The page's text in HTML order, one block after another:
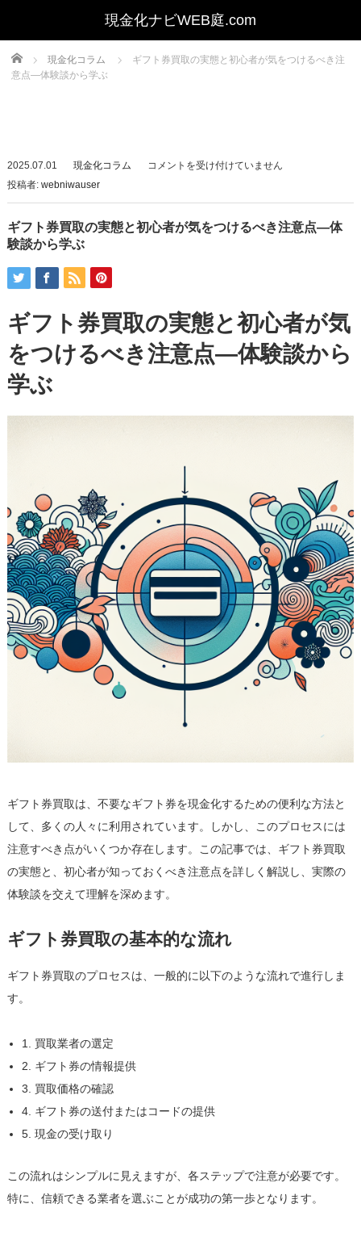
Home 現金化コラム
ギフト券買取の実態と初心者が気をつけるべき注
意点—体験談から学ぶ
2025.07.01 現金化コラム
ギ
ト
券
態
初
が
る
べ
き
注
意
点
—
体
談
ぶ
コメントを受け付けていません
投稿者: webniwauser
ギフト券買取の実態と初心者が気をつけるべき注意点—体
験談から学ぶ
ギフト券買取の実態と初心者が気
をつけるべき注意点—体験談から
学ぶ
ギフト券買取は、不要なギフト券を現金化するための便利な方法と
して、多くの人々に利用されています。しかし、このプロセスには
注意すべき点がいくつか存在します。この記事では、ギフト券買取
の実態と、初心者が知っておくべき注意点を詳しく解説し、実際の
体験談を交えて理解を深めます。
ギフト券買取の基本的な流れ
ギフト券買取のプロセスは、一般的に以下のような流れで進行しま
す。
1. 買取業者の選定
2. ギフト券の情報提供
3. 買取価格の確認
4. ギフト券の送付またはコードの提供
5. 現金の受け取り
この流れはシンプルに見えますが、各ステップで注意が必要です。
特に、信頼できる業者を選ぶことが成功の第一歩となります。